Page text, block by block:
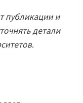
публикации и
детали